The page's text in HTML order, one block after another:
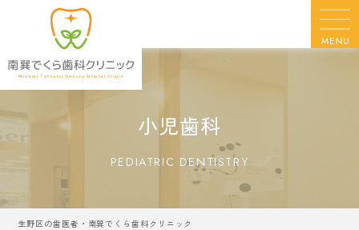
小児歯科
PEDIATRIC DENTISTRY
生野区の歯医者・南巽でくら歯科クリニック